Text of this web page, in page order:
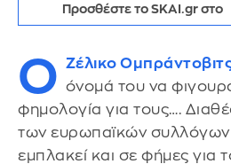
Προσθέστε το SKAI.gr στο
Ο Ζέλικο
όνομά του να
φημολογία για τους….
των ευρωπαϊκών συλλόγων
εμπλακεί και σε φήμες για